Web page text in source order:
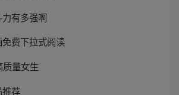
有多强啊
费下拉式阅读
量女生
荐